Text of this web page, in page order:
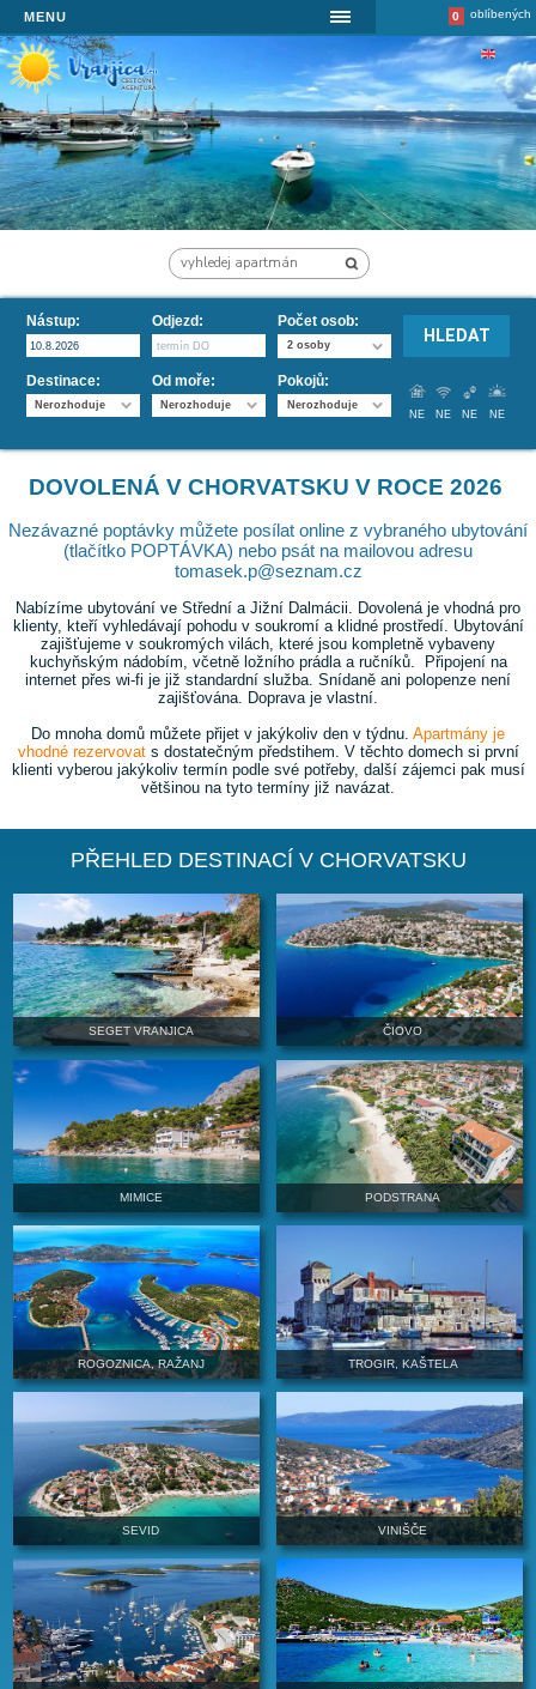
MENU
Dovolená Chorvatsko 2026
Nástup: Odjezd: Počet osob:
Nerozhoduje Nerozhoduje Nerozhoduje
DOVOLENÁ V CHORVATSKU V
Nezávazné poptávky můžete posílat online z
(tlačítko POPTÁVKA) nebo psát na mailovou
tomasek.p@seznam.cz
Nabízíme ubytování ve Střední a Jižní Dalmácii. Dovolená
klienty, kteří vyhledávají pohodu v soukromí a klidné
zajišťujeme v soukromých vilách, které jsou kompletně
zajišťována. Doprava je vlastní.
Do mnoha domů můžete přijet v jakýkoliv den v týdnu.
vhodné rezervovats dostatečným předstihem. V těchto
klienti vyberou jakýkoliv termín podle své potřeby, další
většinou na tyto termíny již navázat.
PŘEHLED DESTINACÍ V
SEGET VRANJICA
MIMICE
ROGOZNICA, RAŽANJ TROGIR,